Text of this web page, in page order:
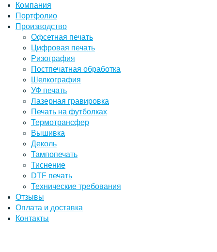
Компания
Портфолио
Производство
Офсетная печать
Цифровая печать
Ризография
Постпечатная обработка
Шелкография
УФ печать
Лазерная гравировка
Печать на футболках
Термотрансфер
Вышивка
Деколь
Тампопечать
Тиснение
DTF печать
Технические требования
Отзывы
Оплата и доставка
Контакты